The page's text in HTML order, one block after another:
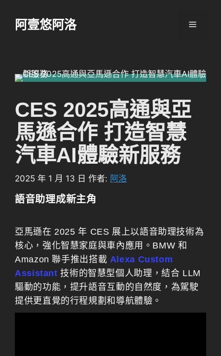
阿壹悠阿洛 選
CES 2025高通與亞
馬遜合作 打造智慧
汽車AI體驗新服務
2025 年 1 月 13 日 作者: 阿洛
語音助理成新主角
亞馬遜在 2025 年 CES 展上以語音助理技術為
核心，強化智慧家庭與車內應用。BMW 和
Amazon 聯手推出搭載 Alexa Custom
Assistant 技術的智慧型個人助理，結合 LLM
驅動的功能，提升語音互動的自然度，為駕駛
提供更直覺的行程規劃和導航體驗。